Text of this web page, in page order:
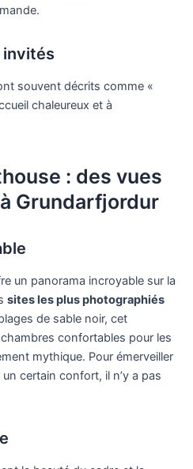
invités
souvent décrits comme «
chaleureux et à
: des vues
Grundarfjordur
un panorama incroyable sur la
sites les plus photographiés
de sable noir, cet
confortables pour les
mythique. Pour émerveiller
certain confort, il n’y a pas